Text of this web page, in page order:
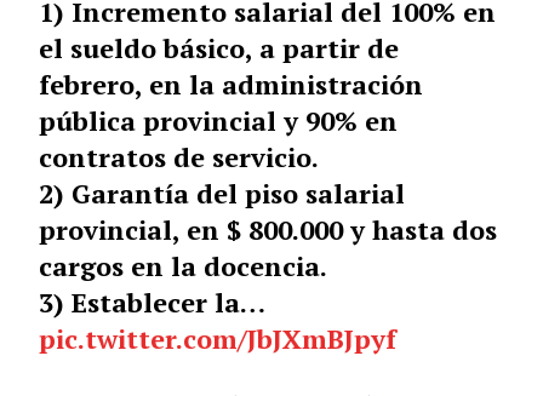
1) Incremento salarial del 100% en
el sueldo básico, a partir de
febrero, en la administración
pública provincial y 90% en
contratos de servicio.
2) Garantía del piso salarial
provincial, en $ 800.000 y hasta dos
cargos en la docencia.
3) Establecer la…
pic.twitter.com/JbJXmBJpyf